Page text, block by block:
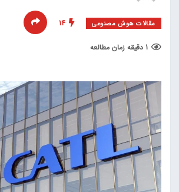
مقالات هوش مصنوعی 14
1 دقیقه زمان مطالعه